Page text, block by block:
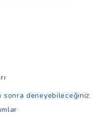
sonra deneyebileceğiniz